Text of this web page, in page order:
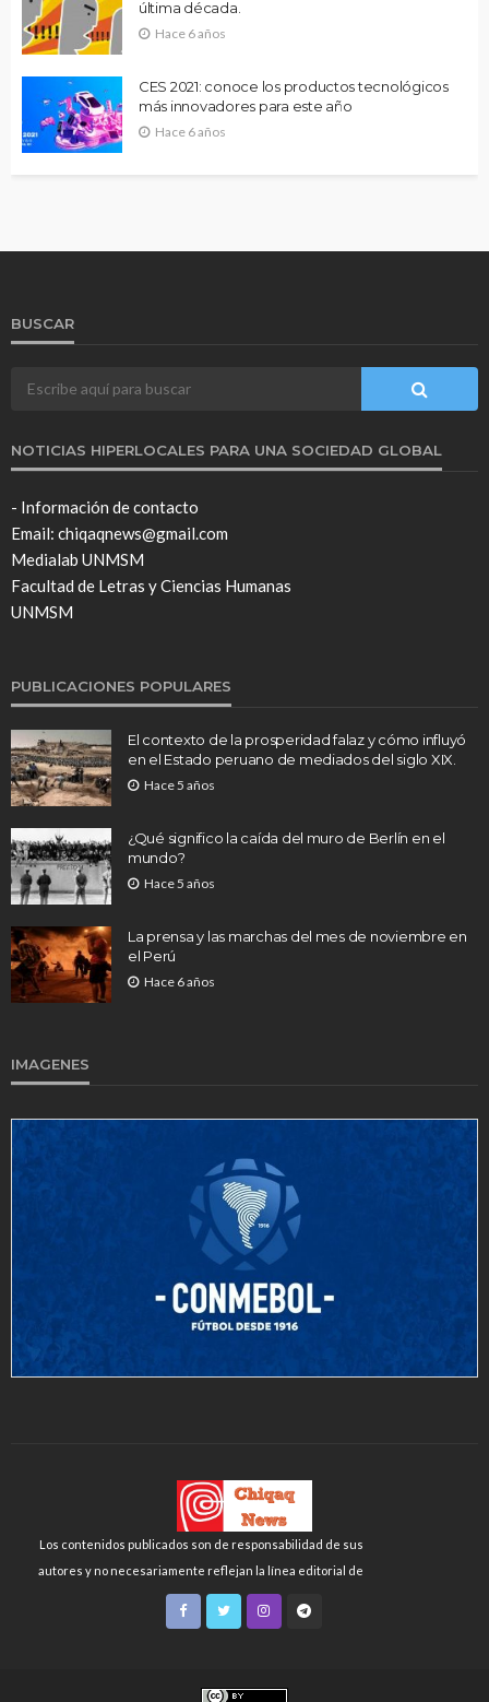
última década.
Hace 6 años
CES 2021: conoce los productos tecnológicos
más innovadores para este año
Hace 6 años
BUSCAR
NOTICIAS HIPERLOCALES PARA UNA SOCIEDAD GLOBAL
- Información de contacto
Email: chiqaqnews@gmail.com
Medialab UNMSM
Facultad de Letras y Ciencias Humanas
UNMSM
PUBLICACIONES POPULARES
El contexto de la prosperidad falaz y cómo influyó
en el Estado peruano de mediados del siglo XIX.
Hace 5 años
¿Qué significo la caída del muro de Berlín en el
mundo?
Hace 5 años
La prensa y las marchas del mes de noviembre en
el Perú
Hace 6 años
IMAGENES
Los contenidos publicados son de responsabilidad de sus
autores y no necesariamente reflejan la línea editorial de
Chiqaq News o de la FLCH-UNMSM.